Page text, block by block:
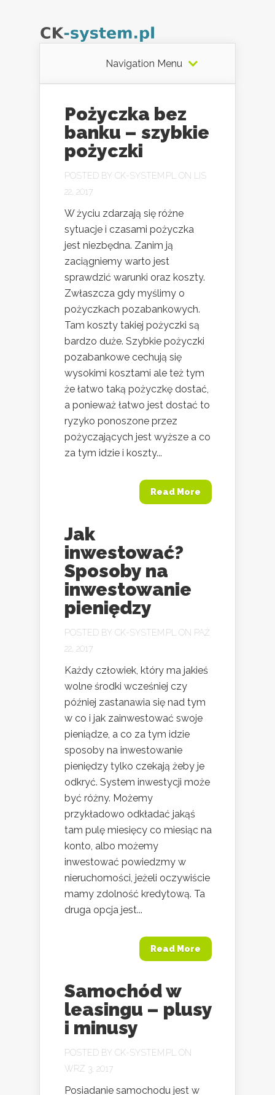
Navigation Menu
Pożyczka bez
banku – szybkie
pożyczki
POSTED BY CK-SYSTEM.PL ON LIS
22, 2017
W życiu zdarzają się różne
sytuacje i czasami pożyczka
jest niezbędna. Zanim ją
zaciągniemy warto jest
sprawdzić warunki oraz koszty.
Zwłaszcza gdy myślimy o
pożyczkach pozabankowych.
Tam koszty takiej pożyczki są
bardzo duże. Szybkie pożyczki
pozabankowe cechują się
wysokimi kosztami ale też tym
że łatwo taką pożyczkę dostać,
a ponieważ łatwo jest dostać to
ryzyko ponoszone przez
pożyczających jest wyższe a co
za tym idzie i koszty...
Read More
Jak
inwestować?
Sposoby na
inwestowanie
pieniędzy
POSTED BY CK-SYSTEM.PL ON PAŹ
22, 2017
Każdy człowiek, który ma jakieś
wolne środki wcześniej czy
później zastanawia się nad tym
w co i jak zainwestować swoje
pieniądze, a co za tym idzie
sposoby na inwestowanie
pieniędzy tylko czekają żeby je
odkryć. System inwestycji może
być różny. Możemy
przykładowo odkładać jakąś
tam pulę miesięcy co miesiąc na
konto, albo możemy
inwestować powiedzmy w
nieruchomości, jeżeli oczywiście
mamy zdolność kredytową. Ta
druga opcja jest...
Read More
Samochód w
leasingu – plusy
i minusy
POSTED BY CK-SYSTEM.PL ON
WRZ 3, 2017
Posiadanie samochodu jest w